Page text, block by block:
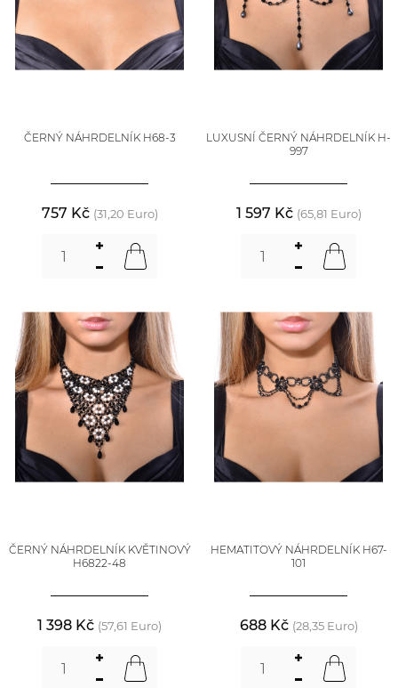
ČERNÝ NÁHRDELNÍK H68-3
757 Kč (31,20 Euro)
LUXUSNÍ ČERNÝ NÁHRDELNÍK H-
997
1 597 Kč (65,81 Euro)
ČERNÝ NÁHRDELNÍK KVĚTINOVÝ
H6822-48
1 398 Kč (57,61 Euro)
HEMATITOVÝ NÁHRDELNÍK H67-
101
688 Kč (28,35 Euro)